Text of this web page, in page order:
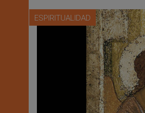
ESPIRITUALIDAD